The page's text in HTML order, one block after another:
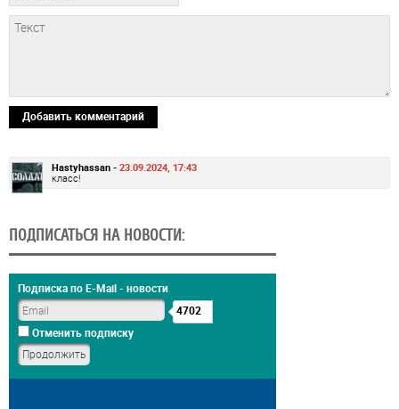
Добавить комментарий
Hastyhassan - 23.09.2024, 17:43
класс!
ПОДПИСАТЬСЯ НА НОВОСТИ:
Подписка по E-Mail - новости
4702
Отменить подписку